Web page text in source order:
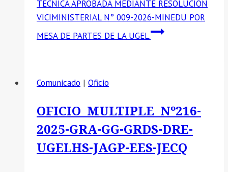
TECNICA APROBADA MEDIANTE RESOLUCION
VICIMINISTERIAL N° 009-2026-MINEDU POR
MESA DE PARTES DE LA UGEL.
Comunicado | Oficio
OFICIO MULTIPLE Nº216-
2025-GRA-GG-GRDS-DRE-
UGELHS-JAGP-EES-JECQ